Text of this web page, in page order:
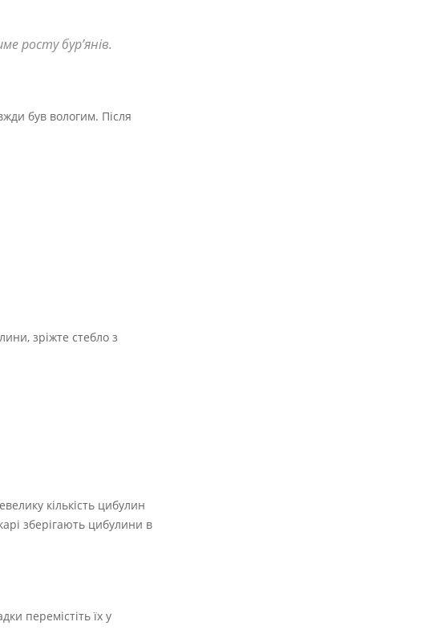
росту бур’янів.
був вологим. Після
зріжте стебло з
кількість цибулин
зберігають цибулини в
перемістіть їх у